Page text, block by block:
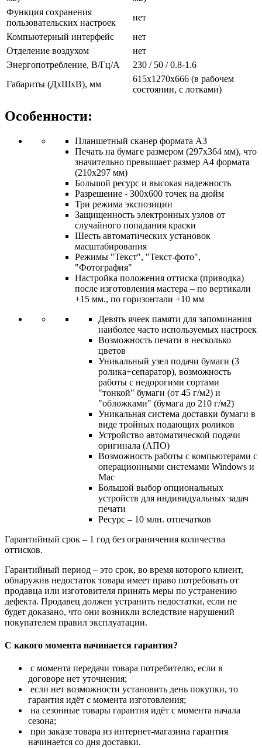
Функция сохранения
пользовательских настроек
нет
Компьютерный интерфейс
нет
Отделение воздухом
нет
Энергопотребление, В/Гц/А
230 / 50 / 0.8-1.6
Габариты (ДхШхВ), мм
615х1270х666 (в рабочем
состоянии, с лотками)
Особенности:
Планшетный сканер формата А3
Печать на бумаге размером (297х364 мм), что
значительно превышает размер А4 формата
(210х297 мм)
Большой ресурс и высокая надежность
Разрешение - 300x600 точек на дюйм
Три режима экспозиции
Защищенность электронных узлов от
случайного попадания краски
Шесть автоматических установок
масштабирования
Режимы "Текст", "Текст-фото",
"Фотография"
Настройка положения оттиска (приводка)
после изготовления мастера – по вертикали
+15 мм., по горизонтали +10 мм
Девять ячеек памяти для запоминания
наиболее часто используемых настроек
Возможность печати в несколько
цветов
Уникальный узел подачи бумаги (3
ролика+сепаратор), возможность
работы с недорогими сортами
"тонкой" бумаги (от 45 г/м2) и
"обложками" (бумага до 210 г/м2)
Уникальная система доставки бумаги в
виде тройных подающих роликов
Устройство автоматической подачи
оригинала (АПО)
Возможность работы с компьютерами с
операционными системами Windows и
Mac
Большой выбор опциональных
устройств для индивидуальных задач
печати
Ресурс – 10 млн. отпечатков
Гарантийный срок – 1 год без ограничения количества
оттисков.
Гарантийный период – это срок, во время которого клиент,
обнаружив недостаток товара имеет право потребовать от
продавца или изготовителя принять меры по устранению
дефекта. Продавец должен устранить недостатки, если не
будет доказано, что они возникли вследствие нарушений
покупателем правил эксплуатации.
С какого момента начинается гарантия?
с момента передачи товара потребителю, если в
договоре нет уточнения;
если нет возможности установить день покупки, то
гарантия идёт с момента изготовления;
на сезонные товары гарантия идёт с момента начала
сезона;
при заказе товара из интернет-магазина гарантия
начинается со дня доставки.